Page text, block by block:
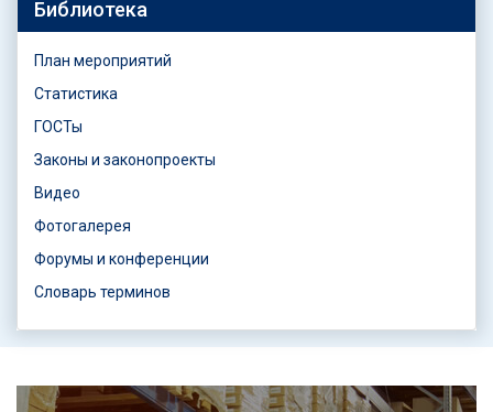
Библиотека
План мероприятий
Статистика
ГОСТы
Законы и законопроекты
Видео
Фотогалерея
Форумы и конференции
Словарь терминов